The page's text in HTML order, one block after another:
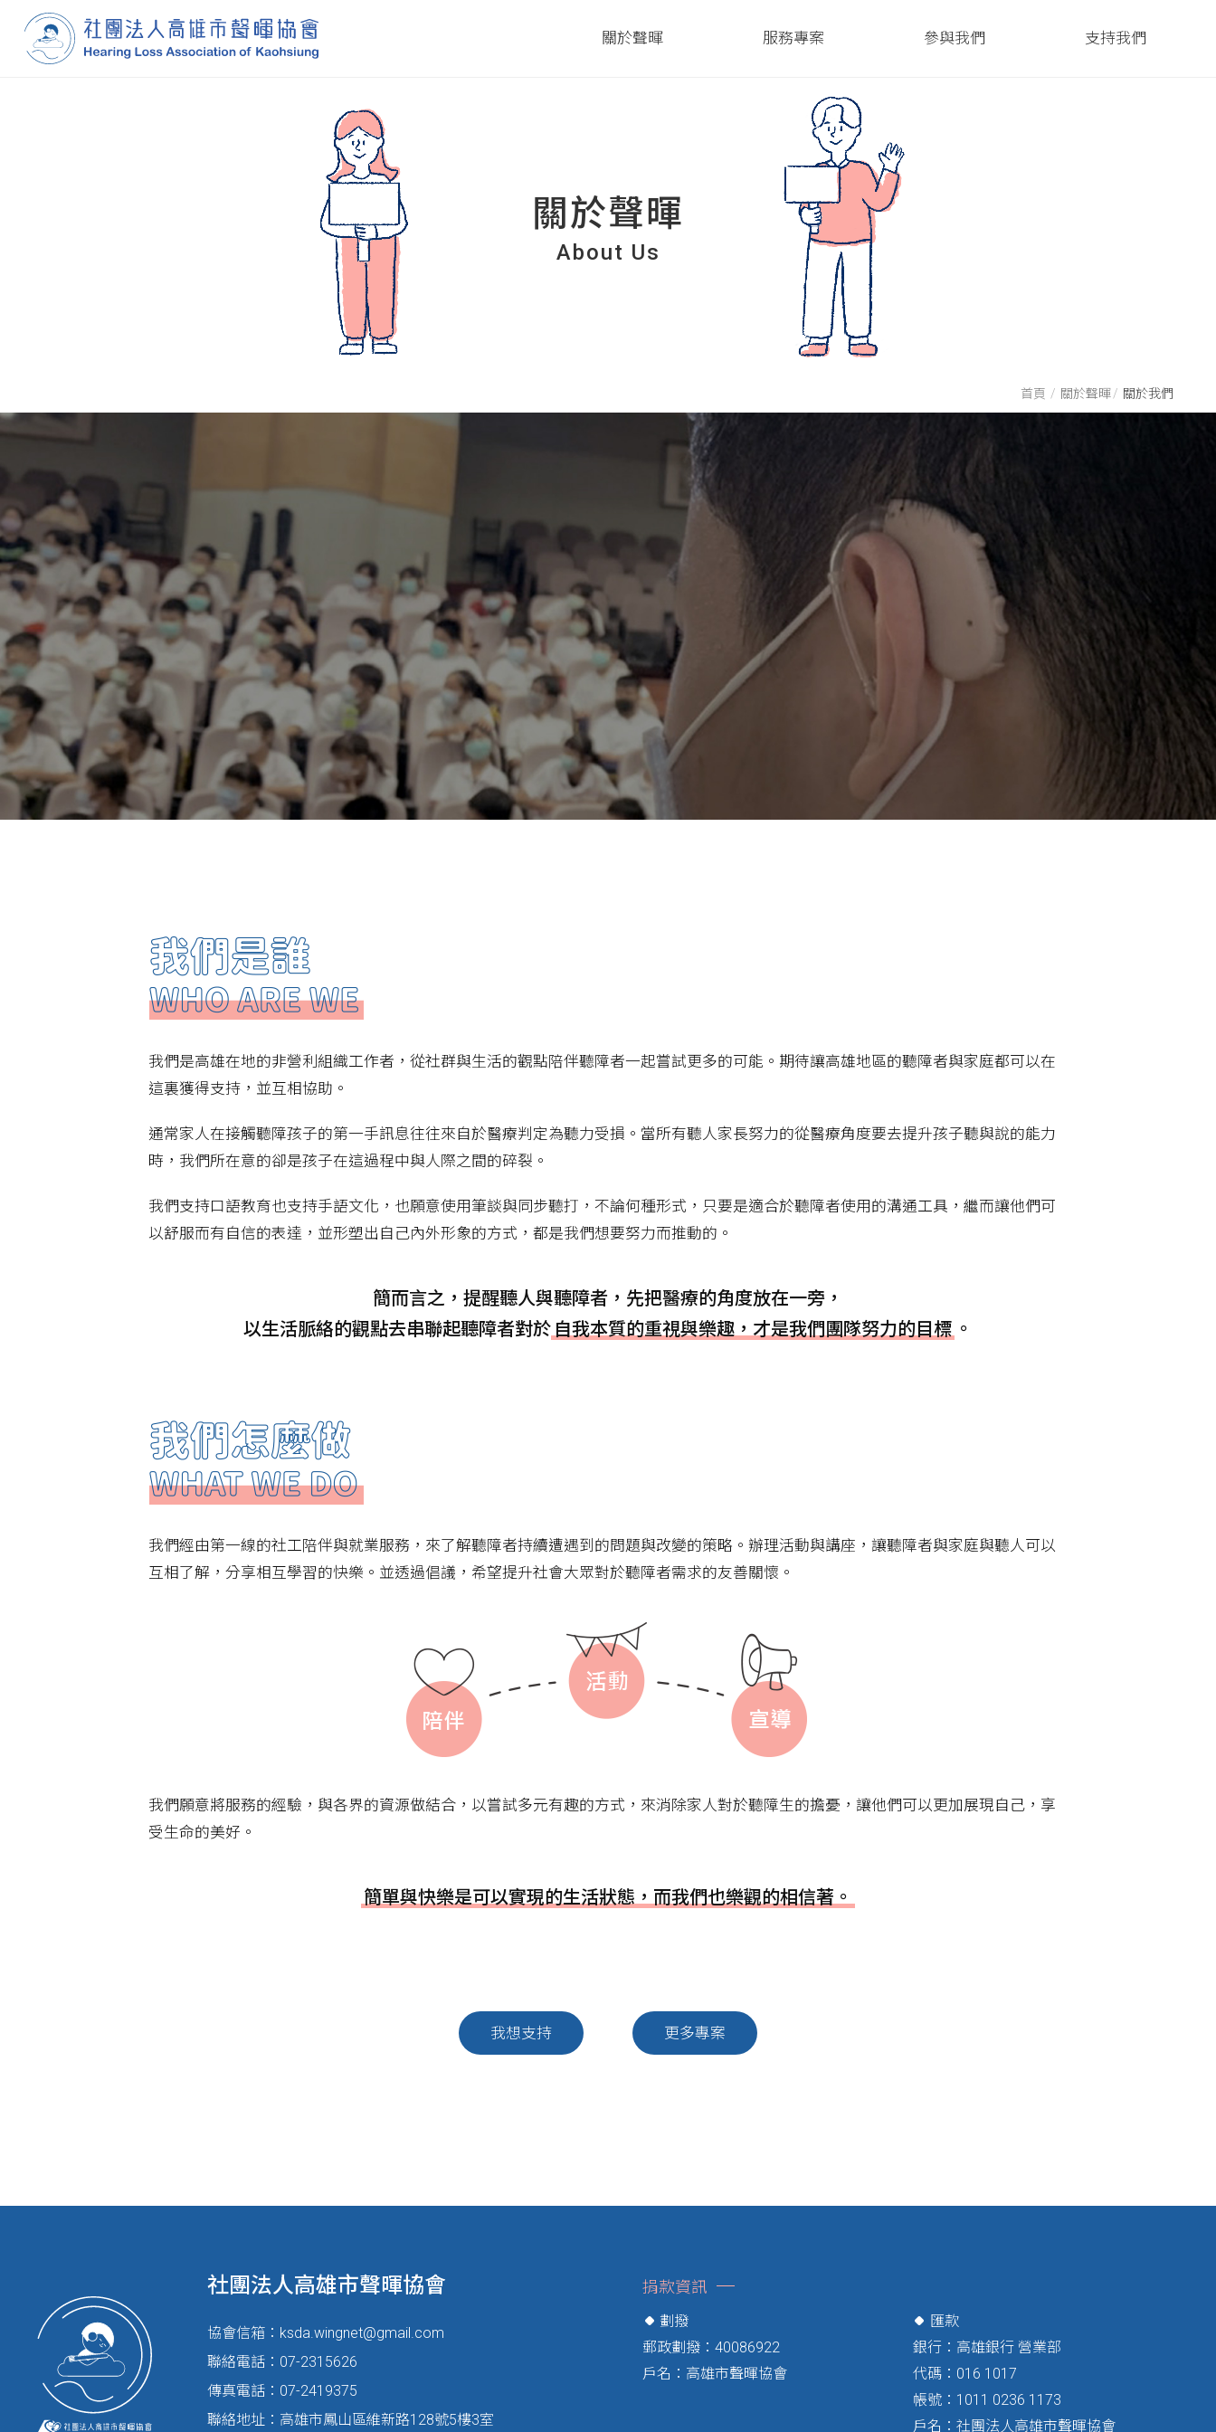
關於聲暉 服務專案 參與我們 支持我們
關於聲暉
About Us
首頁 關於聲暉 關於我們
我們是高雄在地的非營利組織工作者，從社群與生活的觀點陪伴聽障者一起嘗試更多的可能。期待讓高雄地區的聽障者與家庭都可以在
這裏獲得支持，並互相協助。
通常家人在接觸聽障孩子的第一手訊息往往來自於醫療判定為聽力受損。當所有聽人家長努力的從醫療角度要去提升孩子聽與說的能力
時，我們所在意的卻是孩子在這過程中與人際之間的碎裂。
我們支持口語教育也支持手語文化，也願意使用筆談與同步聽打，不論何種形式，只要是適合於聽障者使用的溝通工具，繼而讓他們可
以舒服而有自信的表達，並形塑出自己內外形象的方式，都是我們想要努力而推動的。
簡而言之，提醒聽人與聽障者，先把醫療的角度放在一旁，
以生活脈絡的觀點去串聯起聽障者對於 自我本質的重視與樂趣，才是我們團隊努力的目標 。
我們經由第一線的社工陪伴與就業服務，來了解聽障者持續遭遇到的問題與改變的策略。辦理活動與講座，讓聽障者與家庭與聽人可以
互相了解，分享相互學習的快樂。並透過倡議，希望提升社會大眾對於聽障者需求的友善關懷。
我們願意將服務的經驗，與各界的資源做結合，以嘗試多元有趣的方式，來消除家人對於聽障生的擔憂，讓他們可以更加展現自己，享
受生命的美好。
簡單與快樂是可以實現的生活狀態，而我們也樂觀的相信著。
我想支持 更多專案
社團法人高雄市聲暉協會
協會信箱： ksda.wingnet@gmail.com
聯絡電話：07-2315626
傳真電話：07-2419375
聯絡地址：高雄市鳳山區維新路128號5樓3室
捐款資訊
劃撥
郵政劃撥：40086922
戶名：高雄市聲暉協會
匯款
銀行：高雄銀行 營業部
代碼：016 1017
帳號：1011 0236 1173
戶名：社團法人高雄市聲暉協會